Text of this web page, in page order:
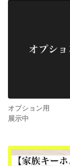
オプション用
展示中